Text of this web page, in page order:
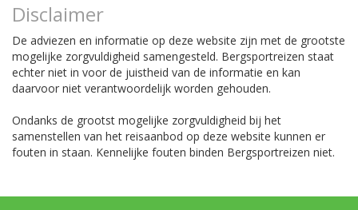
Disclaimer
De adviezen en informatie op deze website zijn met de grootste
mogelijke zorgvuldigheid samengesteld. Bergsportreizen staat
echter niet in voor de juistheid van de informatie en kan
daarvoor niet verantwoordelijk worden gehouden.
Ondanks de grootst mogelijke zorgvuldigheid bij het
samenstellen van het reisaanbod op deze website kunnen er
fouten in staan. Kennelijke fouten binden Bergsportreizen niet.